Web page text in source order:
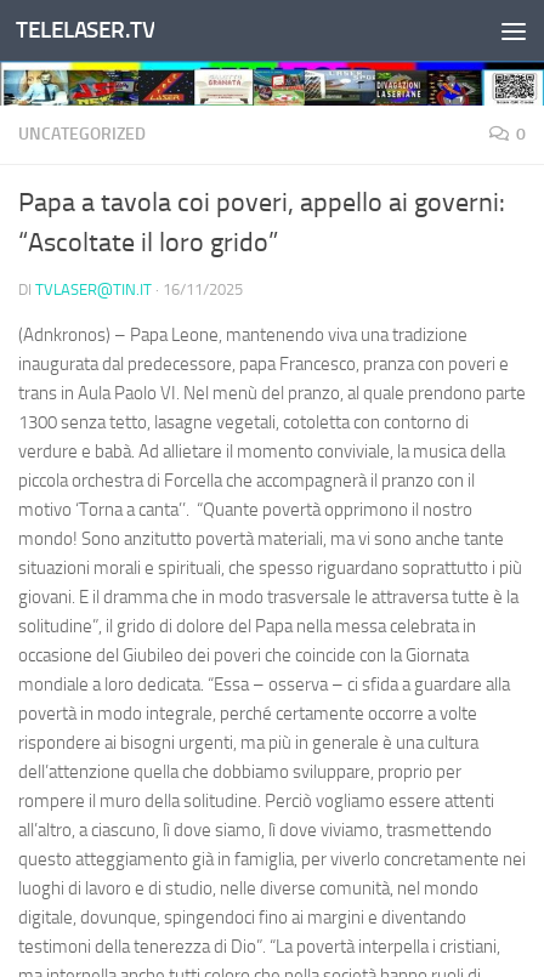
Salta al contenuto
TELELASER.TV
UNCATEGORIZED 0
Papa a tavola coi poveri, appello ai governi:
“Ascoltate il loro grido”
DI TVLASER@TIN.IT · 16/11/2025
(Adnkronos) – Papa Leone, mantenendo viva una tradizione
inaugurata dal predecessore, papa Francesco, pranza con poveri e
trans in Aula Paolo VI. Nel menù del pranzo, al quale prendono parte
1300 senza tetto, lasagne vegetali, cotoletta con contorno di
verdure e babà. Ad allietare il momento conviviale, la musica della
piccola orchestra di Forcella che accompagnerà il pranzo con il
motivo ‘Torna a canta’’. “Quante povertà opprimono il nostro
mondo! Sono anzitutto povertà materiali, ma vi sono anche tante
situazioni morali e spirituali, che spesso riguardano soprattutto i più
giovani. E il dramma che in modo trasversale le attraversa tutte è la
solitudine”, il grido di dolore del Papa nella messa celebrata in
occasione del Giubileo dei poveri che coincide con la Giornata
mondiale a loro dedicata. “Essa – osserva – ci sfida a guardare alla
povertà in modo integrale, perché certamente occorre a volte
rispondere ai bisogni urgenti, ma più in generale è una cultura
dell’attenzione quella che dobbiamo sviluppare, proprio per
rompere il muro della solitudine. Perciò vogliamo essere attenti
all’altro, a ciascuno, lì dove siamo, lì dove viviamo, trasmettendo
questo atteggiamento già in famiglia, per viverlo concretamente nei
luoghi di lavoro e di studio, nelle diverse comunità, nel mondo
digitale, dovunque, spingendoci fino ai margini e diventando
testimoni della tenerezza di Dio”. “La povertà interpella i cristiani,